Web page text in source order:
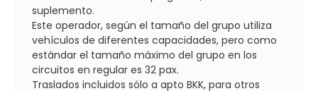
suplemento.
Este operador, según el tamaño del grupo utiliza
vehículos de diferentes capacidades, pero como
estándar el tamaño máximo del grupo en los
circuitos en regular es 32 pax.
Traslados incluidos sólo a apto BKK, para otros